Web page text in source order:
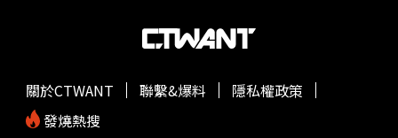
關於CTWANT 聯繫&爆料
隱私權政策
發燒熱搜